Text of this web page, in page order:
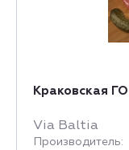
Краковская
Via Baltia
Производитель: